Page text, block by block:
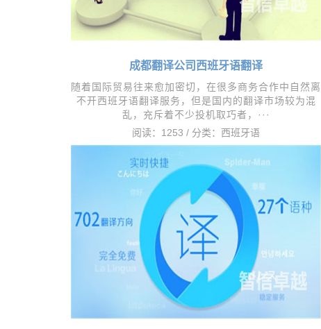
成都翻译公司西班牙语翻译
随着国际贸易往来愈加密切，在很多商务合作中自然离
不开西班牙语翻译服务，但是国内的翻译市场较为混
乱，充斥着不少投机取巧者，···
阅读：1253 / 分类： 西班牙语